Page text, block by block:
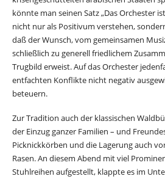
könnte man seinen Satz „Das Orchester
nicht nur als Positivum verstehen,
daß der Wunsch, vom gemeinsamen
schließlich zu generell friedlichem
Trugbild erweist. Auf das Orchester
entfachten Konflikte nicht negativ
beteuern.
Zur Tradition auch der klassischen
der Einzug ganzer Familien – und
Picknickkörben und die Lagerung auch
Rasen. An diesem Abend mit viel
Stuhlreihen aufgestellt, klappte es im